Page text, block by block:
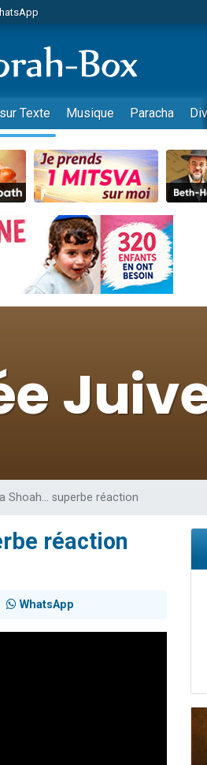
Journée de Vacances Pour les Enfants
Zoom
Diane, 80 ans, dans un appartement
jours de vacances aux Orphelins
Zoom
Texte Musique Paracha
Shoah... superbe réaction
réaction
WhatsApp